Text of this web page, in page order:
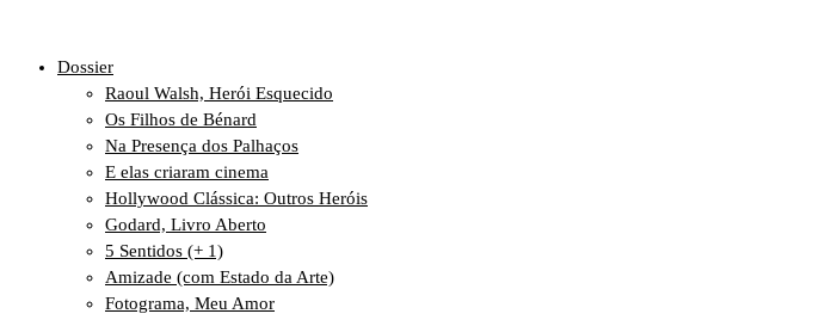
Dossier
Raoul Walsh, Herói Esquecido
Os Filhos de Bénard
Na Presença dos Palhaços
E elas criaram cinema
Hollywood Clássica: Outros Heróis
Godard, Livro Aberto
5 Sentidos (+ 1)
Amizade (com Estado da Arte)
Fotograma, Meu Amor